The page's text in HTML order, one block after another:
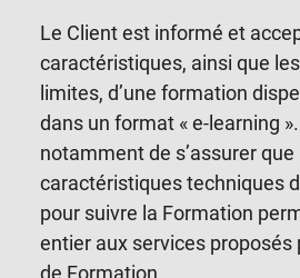
Le Client est informé et
caractéristiques, ainsi que
limites, d’une formation
dans un format « e-learning
notamment de s’assurer que
caractéristiques techniques
pour suivre la Formation
entier aux services proposés
de Formation.